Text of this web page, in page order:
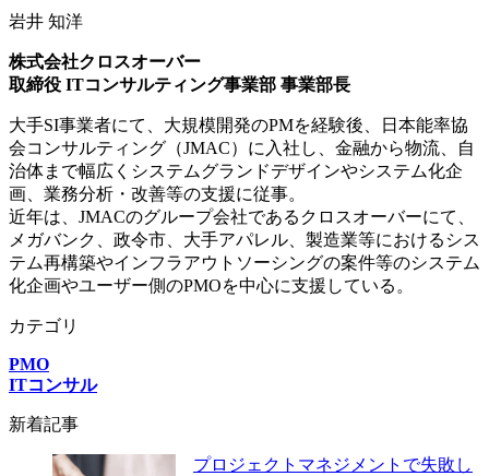
岩井 知洋
株式会社クロスオーバー
取締役 ITコンサルティング事業部 事業部長
大手SI事業者にて、大規模開発のPMを経験後、日本能率協
会コンサルティング（JMAC）に入社し、金融から物流、自
治体まで幅広くシステムグランドデザインやシステム化企
画、業務分析・改善等の支援に従事。
近年は、JMACのグループ会社であるクロスオーバーにて、
メガバンク、政令市、大手アパレル、製造業等におけるシス
テム再構築やインフラアウトソーシングの案件等のシステム
化企画やユーザー側のPMOを中心に支援している。
カテゴリ
PMO
ITコンサル
新着記事
プロジェクトマネジメントで失敗し